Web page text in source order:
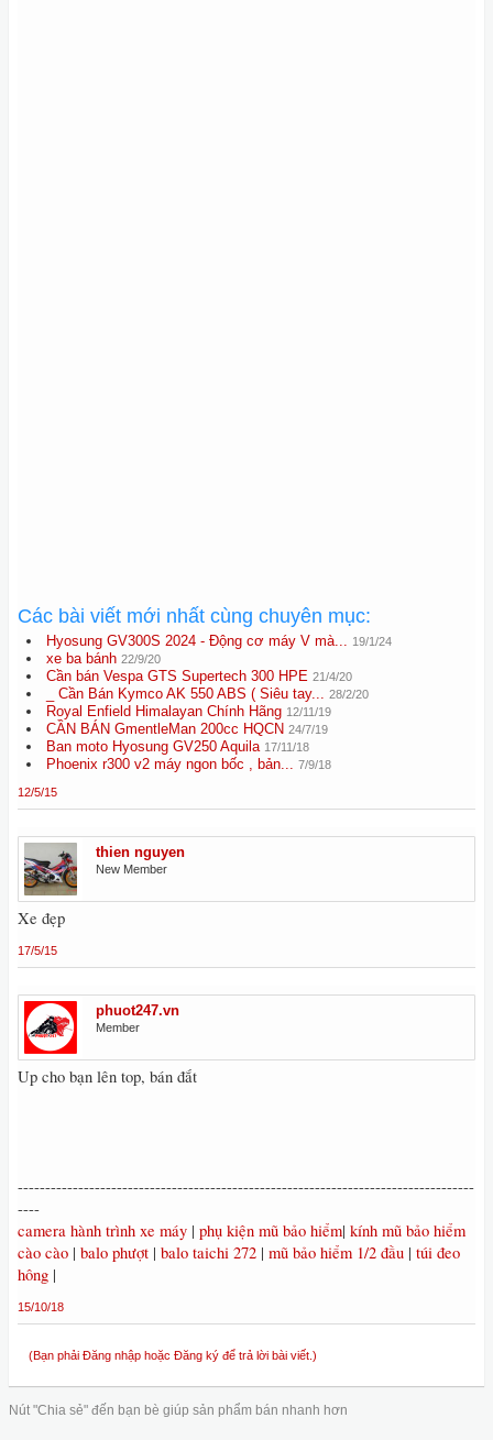
Các bài viết mới nhất cùng chuyên mục:
Hyosung GV300S 2024 - Động cơ máy V mà... 19/1/24
xe ba bánh 22/9/20
Cần bán Vespa GTS Supertech 300 HPE 21/4/20
_ Cần Bán Kymco AK 550 ABS ( Siêu tay... 28/2/20
Royal Enfield Himalayan Chính Hãng 12/11/19
CẦN BÁN GmentleMan 200cc HQCN 24/7/19
Ban moto Hyosung GV250 Aquila 17/11/18
Phoenix r300 v2 máy ngon bốc , bản... 7/9/18
12/5/15
thien nguyen
New Member
Xe đẹp
17/5/15
phuot247.vn
Member
Up cho bạn lên top, bán đắt
-----------------------------------------------------------------------------------
----
camera hành trình xe máy | phụ kiện mũ bảo hiểm| kính mũ bảo hiểm
cào cào | balo phượt | balo taichi 272 | mũ bảo hiểm 1/2 đầu | túi đeo
hông |
15/10/18
(Bạn phải Đăng nhập hoặc Đăng ký để trả lời bài viết.)
Nút "Chia sẻ" đến bạn bè giúp sản phẩm bán nhanh hơn